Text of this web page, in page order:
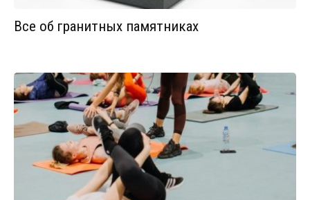
Все об гранитных памятниках